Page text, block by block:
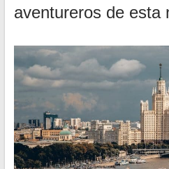
aventureros de esta